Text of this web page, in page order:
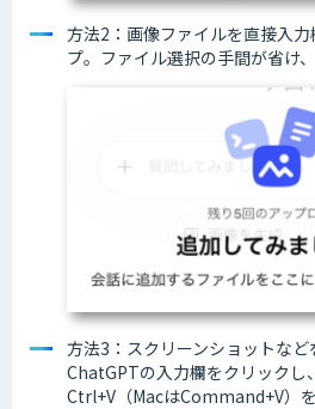
方法2：画像ファイルを直接入
プ。ファイル選択の手間が省け
方法3：スクリーンショットな
ChatGPTの入力欄をクリックし
Ctrl+V（MacはCommand+V）